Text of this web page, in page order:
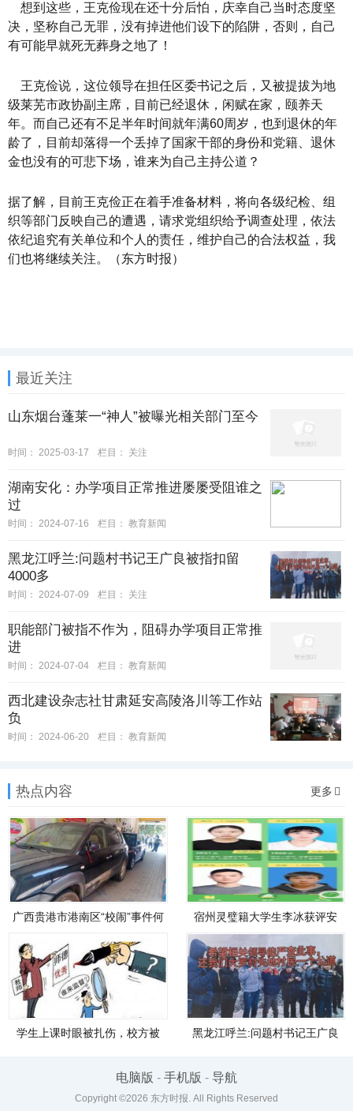
想到这些，王克俭现在还十分后怕，庆幸自己当时态度坚
决，坚称自己无罪，没有掉进他们设下的陷阱，否则，自己
有可能早就死无葬身之地了！
王克俭说，这位领导在担任区委书记之后，又被提拔为地
级莱芜市政协副主席，目前已经退休，闲赋在家，颐养天
年。而自己还有不足半年时间就年满60周岁，也到退休的年
龄了，目前却落得一个丢掉了国家干部的身份和党籍、退休
金也没有的可悲下场，谁来为自己主持公道？
据了解，目前王克俭正在着手准备材料，将向各级纪检、组
织等部门反映自己的遭遇，请求党组织给予调查处理，依法
依纪追究有关单位和个人的责任，维护自己的合法权益，我
们也将继续关注。（东方时报）
最近关注
山东烟台蓬莱一“神人”被曝光相关部门至今
时间： 2025-03-17 栏目： 关注
湖南安化：办学项目正常推进屡屡受阻谁之
过
时间： 2024-07-16 栏目： 教育新闻
黑龙江呼兰:问题村书记王广良被指扣留
4000多
时间： 2024-07-09 栏目： 关注
职能部门被指不作为，阻碍办学项目正常推
进
时间： 2024-07-04 栏目： 教育新闻
西北建设杂志社甘肃延安高陵洛川等工作站
负
时间： 2024-06-20 栏目： 教育新闻
热点内容 更多
广西贵港市港南区“校闹”事件何
宿州灵璧籍大学生李冰获评安
学生上课时眼被扎伤，校方被
黑龙江呼兰:问题村书记王广良
电脑版 - 手机版 - 导航
Copyright ©2026 东方时报. All Rights Reserved